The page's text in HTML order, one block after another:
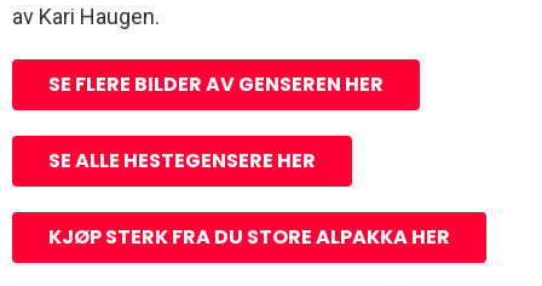
av Kari Haugen.
SE FLERE BILDER AV GENSEREN HER
SE ALLE HESTEGENSERE HER
KJØP STERK FRA DU STORE ALPAKKA HER